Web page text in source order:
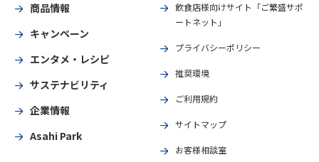
商品情報
キャンペーン
エンタメ・レシピ
サステナビリティ
企業情報
Asahi Park
飲食店様向けサイト「ご繁盛サポ
ートネット」
プライバシーポリシー
推奨環境
ご利用規約
サイトマップ
お客様相談室